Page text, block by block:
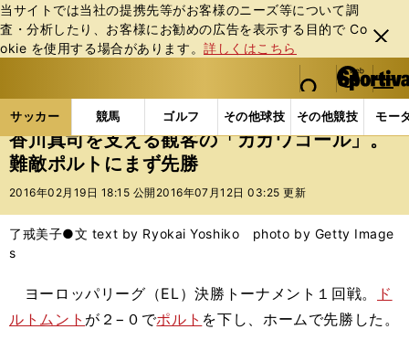
当サイトでは当社の提携先等がお客様のニーズ等について調
査・分析したり、お客様にお勧めの広告を表⽰する⽬的で Co
okie を使⽤する場合があります。詳しくはこちら
閉じ
る
web Sportiva (webスポルティーバ)
検索
マイペ
ー
ジ
メニュ
サッカー 競馬 ゴルフ その他球技 その他競技 モー
ス
ポ
ル
バ
サッカーの記事一覧 海外サッカー 海外サッカー
香川真司を支える観客の「カガワコール」。
難敵ポルトにまず先勝
2016年02月19日 18:15 公開 2016年07月12日 03:25 更新
了戒美子●文 text by Ryokai Yoshiko photo by Getty Image
s
ヨーロッパリーグ（EL）決勝トーナメント１回戦。
ド
ルトムント が２−０でポルト を下し、ホームで先勝した。